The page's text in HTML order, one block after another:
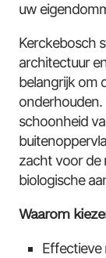
uw
Kerckebosch
architectuur
belangrijk om
onderhouden.
schoonheid
zacht voor de
biologische
Waarom
Effectieve